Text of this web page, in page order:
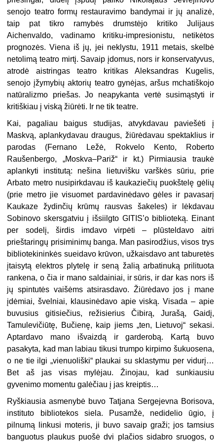
senojo teatro formų restauravimo bandymai ir jų analizė,
taip pat tikro ramybės drumstėjo kritiko Julijaus
Aichenvaldo, vadinamo kritiku-impresionistu, netikėtos
prognozės. Viena iš jų, jei neklystu, 1911 metais, skelbė
netolimą teatro mirtį. Savaip įdomus, nors ir konservatyvus,
atrodė aistringas teatro kritikas Aleksandras Kugelis,
senojo įžymybių aktorių teatro gynėjas, aršus mchatiškojo
natūralizmo priešas. Jo neapykanta vertė susimąstyti ir
kritiškiau į viską žiūrėti. Ir ne tik teatre.
Kai, pagaliau baigus studijas, atvykdavau paviešėti į
Maskvą, aplankydavau draugus, žiūrėdavau spektaklius ir
parodas (Fernano Ležė, Rokvelo Kento, Roberto
Raušenbergo, „Moskva–Pariž“ ir kt.) Pirmiausia traukė
aplankyti institutą: nešina lietuvišku varškės sūriu, prie
Arbato metro nusipirkdavau iš kaukaziečių puokštelę gėlių
(prie metro jie visuomet pardavinėdavo gėles ir pavasarį
Kaukaze žydinčių krūmų rausvas šakeles) ir lėkdavau
Sobinovo skersgatviu į išsiilgto GITIS’o biblioteką. Einant
per sodelį, širdis imdavo virpėti – plūsteldavo aitri
prieštaringų prisiminimų banga. Man pasirodžius, visos trys
bibliotekininkės sueidavo krūvon, užkaisdavo ant taburetės
įtaisytą elektros plytelę ir seną žalią arbatinuką prilituota
rankena, o čia ir mano saldainiai, ir sūris, ir dar kas nors iš
jų spintutės vaišėms atsirasdavo. Žiūrėdavo jos į mane
įdėmiai, švelniai, klausinėdavo apie viską. Visada – apie
buvusius gitisiečius, režisierius Čibirą, Jurašą, Gaidį,
Tamulevičiūtę, Bučienę, kaip jiems „ten, Lietuvoj“ sekasi.
Aptardavo mano išvaizdą ir garderobą. Kartą buvo
pasakyta, kad man labiau tikusi trumpo kirpimo šukuosena,
o ne tie ilgi „vienuoliški“ plaukai su sklastymu per vidurį…
Bet aš jas visas mylėjau. Žinojau, kad sunkiausiu
gyvenimo momentu galėčiau į jas kreiptis…
Ryškiausia asmenybė buvo Tatjana Sergejevna Borisova,
instituto bibliotekos siela. Pusamžė, nedidelio ūgio, į
pilnumą linkusi moteris, ji buvo savaip graži; jos tamsius
banguotus plaukus puošė dvi plačios sidabro sruogos, o